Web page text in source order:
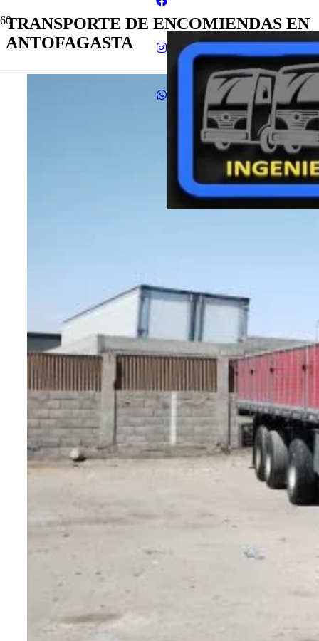
TRANSPORTE DE ENCOMIENDAS EN
ANTOFAGASTA